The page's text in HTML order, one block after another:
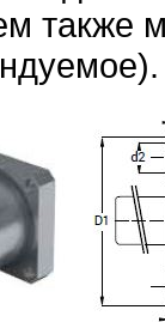
также